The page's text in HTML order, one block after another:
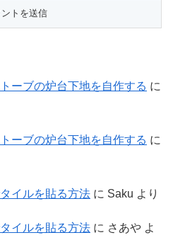
ーブの炉台下地を自作する に
ーブの炉台下地を自作する に
イルを貼る方法 に Saku より
イルを貼る方法 に さあや よ